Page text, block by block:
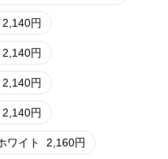
2,140円
2,140円
2,140円
2,140円
ワイト 2,160円